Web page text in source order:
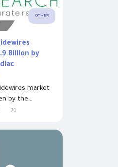
OTHER
Billion by
market
by the...
70